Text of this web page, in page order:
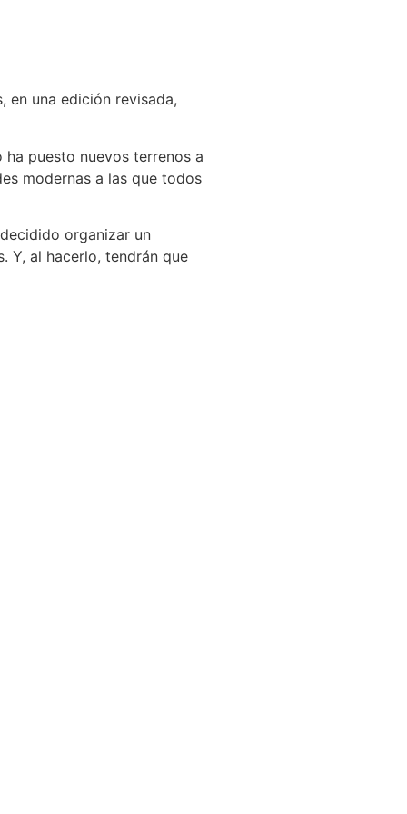
en una edición revisada,
puesto nuevos terrenos a
modernas a las que todos
organizar un
Y, al hacerlo, tendrán que